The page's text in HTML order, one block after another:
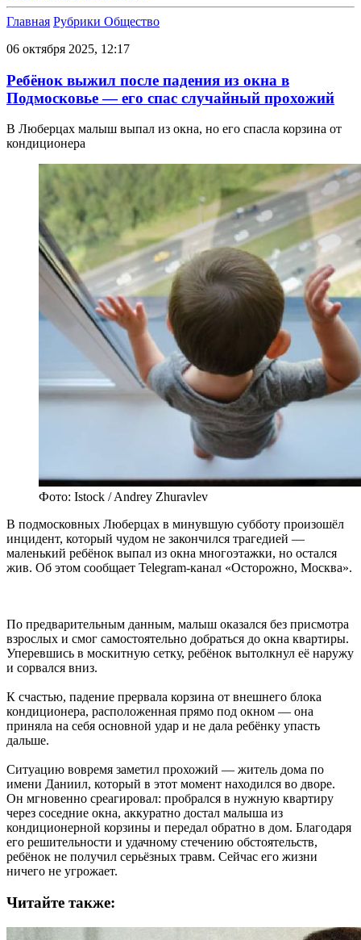
Главная Рубрики Общество
06 октября 2025, 12:17
Ребёнок выжил после падения из окна в
Подмосковье — его спас случайный прохожий
В Люберцах малыш выпал из окна, но его спасла корзина от
кондиционера
Фото: Istock / Andrey Zhuravlev
В подмосковных Люберцах в минувшую субботу произошёл
инцидент, который чудом не закончился трагедией —
маленький ребёнок выпал из окна многоэтажки, но остался
жив. Об этом сообщает Telegram-канал «Осторожно, Москва».
По предварительным данным, малыш оказался без присмотра
взрослых и смог самостоятельно добраться до окна квартиры.
Уперевшись в москитную сетку, ребёнок вытолкнул её наружу
и сорвался вниз.
К счастью, падение прервала корзина от внешнего блока
кондиционера, расположенная прямо под окном — она
приняла на себя основной удар и не дала ребёнку упасть
дальше.
Ситуацию вовремя заметил прохожий — житель дома по
имени Даниил, который в этот момент находился во дворе.
Он мгновенно среагировал: пробрался в нужную квартиру
через соседние окна, аккуратно достал малыша из
кондиционерной корзины и передал обратно в дом. Благодаря
его решительности и удачному стечению обстоятельств,
ребёнок не получил серьёзных травм. Сейчас его жизни
ничего не угрожает.
Читайте также: